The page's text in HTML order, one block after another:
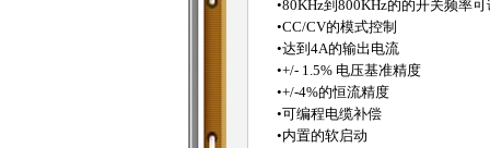
•80KHz到800KHz的的开关频率可
•CC/CV的模式控制
•达到4A的输出电流
•+/- 1.5% 电压基准精度
•+/-4%的恒流精度
•可编程电缆补偿
•内置的软启动